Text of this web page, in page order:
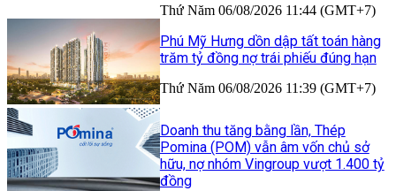
Thứ Năm 06/08/2026 11:44 (GMT+7)
Phú Mỹ Hưng dồn dập tất toán hàng
trăm tỷ đồng nợ trái phiếu đúng hạn
Thứ Năm 06/08/2026 11:39 (GMT+7)
Doanh thu tăng bằng lần, Thép
Pomina (POM) vẫn âm vốn chủ sở
hữu, nợ nhóm Vingroup vượt 1.400 tỷ
đồng